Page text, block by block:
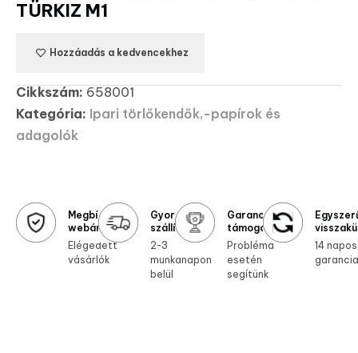
TÜRKIZ M1
Hozzáadás a kedvencekhez
Cikkszám: 658001
Kategória: Ipari törlőkendők,-papírok és
adagolók
Megbízható
webáruház
Elégedett
vásárlók
Gyors
szállítás
2-3
munkanapon
belül
Garanciális
támogatás
Probléma
esetén
segítünk
14 napos
garancia